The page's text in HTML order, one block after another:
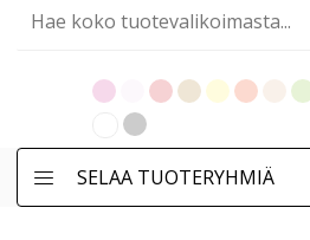
SELAA TUOTERYHMIÄ